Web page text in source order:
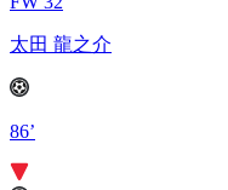
太田 龍之介
86’